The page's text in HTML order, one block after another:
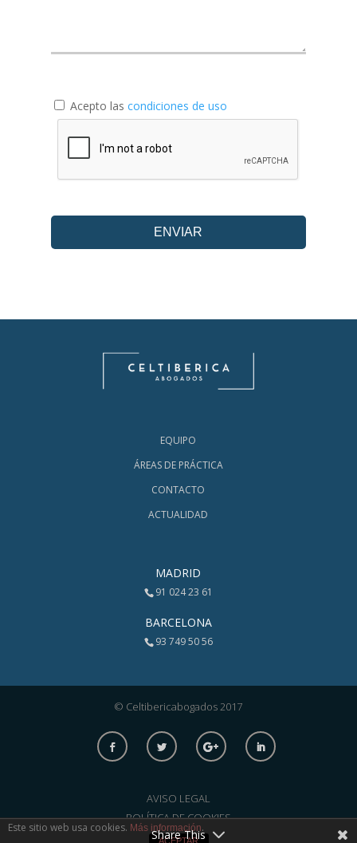
Acepto las condiciones de uso
EQUIPO
ÁREAS DE PRÁCTICA
CONTACTO
ACTUALIDAD
MADRID
91 024 23 61
BARCELONA
93 749 50 56
© Celtibericabogados 2017
AVISO LEGAL
POLÍTICA DE COOKIES
POLÍTICA DE PRIVACIDAD
Este sitio web usa cookies. Más información.
ACEPTAR
Share This